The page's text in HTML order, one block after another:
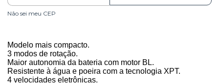
Não sei meu CEP
Modelo mais compacto.
3 modos de rotação.
Maior autonomia da bateria com motor BL.
Resistente à água e poeira com a tecnologia XPT.
4 velocidades eletrônicas.